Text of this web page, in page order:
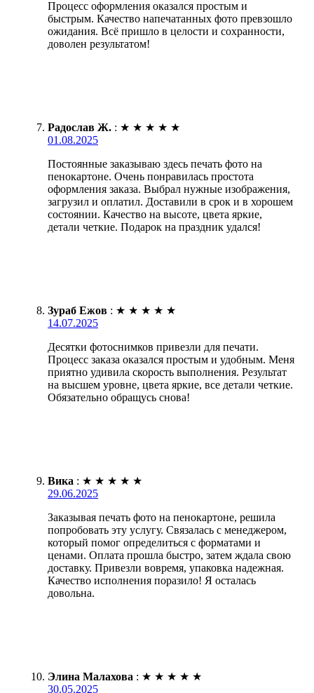
Процесс оформления оказался простым и
быстрым. Качество напечатанных фото превзошло
ожидания. Всё пришло в целости и сохранности,
доволен результатом!
Радослав Ж. : ★ ★ ★ ★ ★
01.08.2025
Постоянные заказываю здесь печать фото на
пенокартоне. Очень понравилась простота
оформления заказа. Выбрал нужные изображения,
загрузил и оплатил. Доставили в срок и в хорошем
состоянии. Качество на высоте, цвета яркие,
детали четкие. Подарок на праздник удался!
Зураб Ежов : ★ ★ ★ ★ ★
14.07.2025
Десятки фотоснимков привезли для печати.
Процесс заказа оказался простым и удобным. Меня
приятно удивила скорость выполнения. Результат
на высшем уровне, цвета яркие, все детали четкие.
Обязательно обращусь снова!
Вика : ★ ★ ★ ★ ★
29.06.2025
Заказывая печать фото на пенокартоне, решила
попробовать эту услугу. Связалась с менеджером,
который помог определиться с форматами и
ценами. Оплата прошла быстро, затем ждала свою
доставку. Привезли вовремя, упаковка надежная.
Качество исполнения поразило! Я осталась
довольна.
Элина Малахова : ★ ★ ★ ★ ★
30.05.2025